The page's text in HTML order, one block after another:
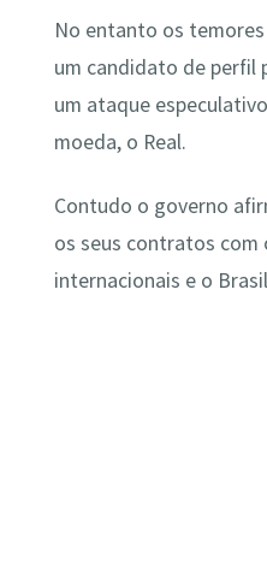
No entanto os
um candidato de perfil
um ataque
moeda, o Real.
Contudo o governo
os seus contratos com
internacionais e o